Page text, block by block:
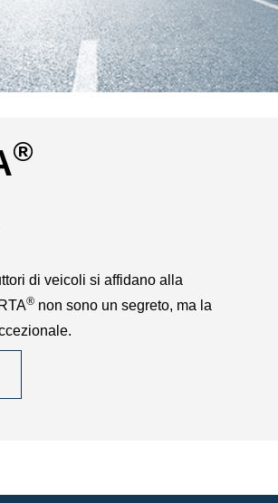
®
di veicoli si affidano alla
® non sono un segreto, ma la